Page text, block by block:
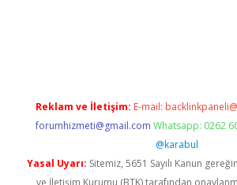
Reklam ve İletişim: E-mail:
forumhizmeti@gmail.com Whatsapp: 0262
@karabul
Yasal Uyarı: Sitemiz, 5651 Sayılı Kanun
ve İletişim Kurumu (BTK) tarafından